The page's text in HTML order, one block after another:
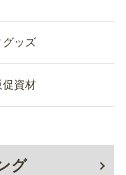
グッズ
促資材
グ